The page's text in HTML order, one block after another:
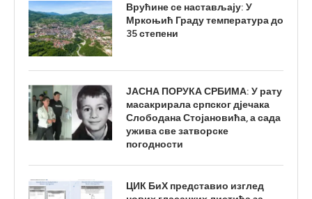
Врућине се настављају: У
Мркоњић Граду температура до
35 степени
ЈАСНА ПОРУКА СРБИМА: У рату
масакрирала српског дјечака
Слободана Стојановића, а сада
ужива све затворске
погодности
ЦИК БиХ представио изглед